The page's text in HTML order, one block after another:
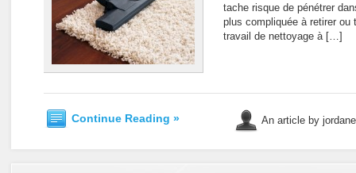
tache risque de pénétrer
plus compliquée à retirer
travail de nettoyage à […]
Continue Reading » An article by